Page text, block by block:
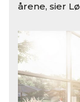
årene, sier